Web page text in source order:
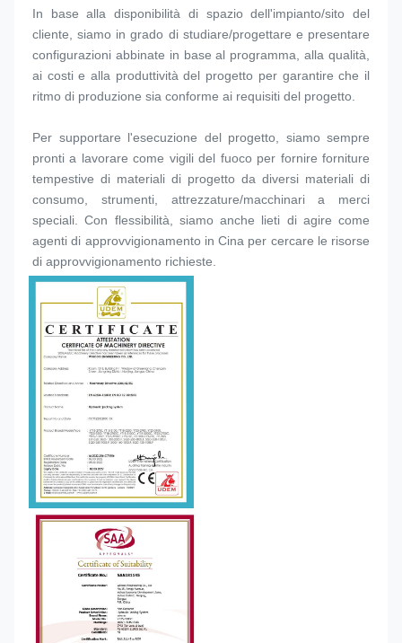
In base alla disponibilità di spazio dell'impianto/sito del
cliente, siamo in grado di studiare/progettare e presentare
configurazioni abbinate in base al programma, alla qualità,
ai costi e alla produttività del progetto per garantire che il
ritmo di produzione sia conforme ai requisiti del progetto.
Per supportare l'esecuzione del progetto, siamo sempre
pronti a lavorare come vigili del fuoco per fornire forniture
tempestive di materiali di progetto da diversi materiali di
consumo, strumenti, attrezzature/macchinari a merci
speciali. Con flessibilità, siamo anche lieti di agire come
agenti di approvvigionamento in Cina per cercare le risorse
di approvvigionamento richieste.